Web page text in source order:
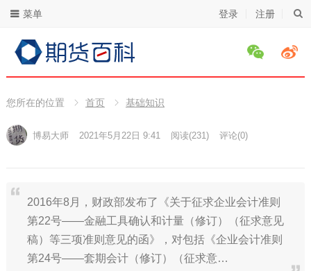
登录 注册
菜单
您所在的位置 首页 基础知识
博易大师 2021年5月22日 9:41 阅读(231) 评论(0)
2016年8月，财政部发布了《关于征求企业会计准则
第22号——金融工具确认和计量（修订）（征求意见
稿）等三项准则意见的函》，对包括《企业会计准则
第24号——套期会计（修订）（征求意…